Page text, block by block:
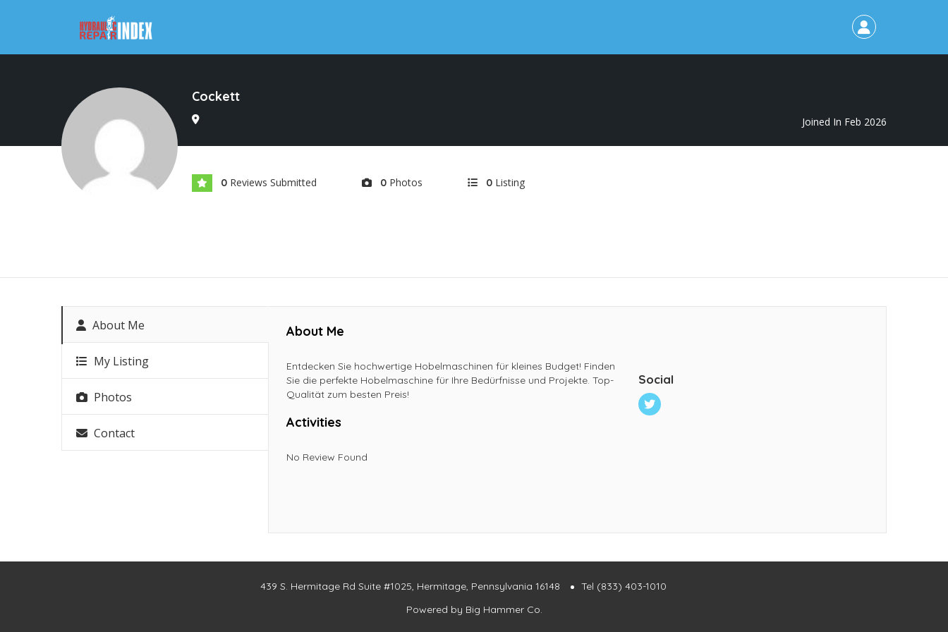
Cockett
Joined In Feb 2026
0 Reviews Submitted 0 Photos 0 Listing
About Me
My Listing
Photos
Contact
About Me
Entdecken Sie hochwertige Hobelmaschinen für kleines Budget! Finden
Sie die perfekte Hobelmaschine für Ihre Bedürfnisse und Projekte. Top-
Qualität zum besten Preis!
Social
Activities
No Review Found
439 S. Hermitage Rd Suite #1025, Hermitage, Pennsylvania 16148
Tel (833) 403-1010
Powered by Big Hammer Co.